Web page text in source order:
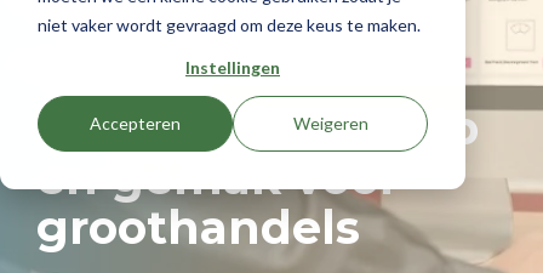
niet vaker wordt gevraagd om deze keus te maken.
Instellingen
Accepteren Weigeren
HuB 5.0: Meer grip
en gemak voor
groothandels